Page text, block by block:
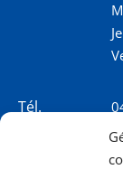
Tél.